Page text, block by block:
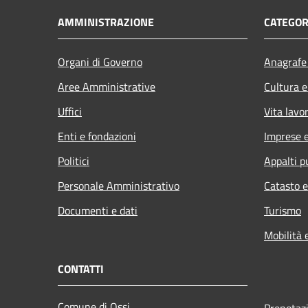
AMMINISTRAZIONE
Organi di Governo
Aree Amministrative
Uffici
Enti e fondazioni
Politici
Personale Amministrativo
Documenti e dati
Cultura
Vita
Imprese
Appalti
Catasto
Turismo
Mobilità
CONTATTI